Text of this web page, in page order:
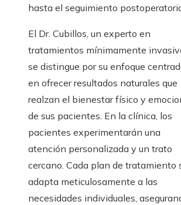
hasta el seguimiento
El Dr. Cubillos, un experto en
tratamientos mínimamente
se distingue por su enfoque
en ofrecer resultados naturales que
realzan el bienestar físico y
de sus pacientes. En la clínica, los
pacientes experimentarán una
atención personalizada y un trato
cercano. Cada plan de tratamiento
adapta meticulosamente a las
necesidades individuales,